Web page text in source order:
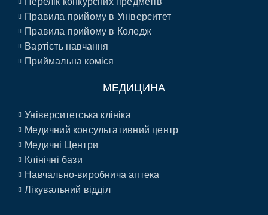
Правила прийому в Університет
Правила прийому в Коледж
Вартість навчання
Приймальна коміся
МЕДИЦИНА
Університетська клініка
Медичний консультативний центр
Медичні Центри
Клінічні бази
Навчально-виробнича аптека
Лікувальний відділ